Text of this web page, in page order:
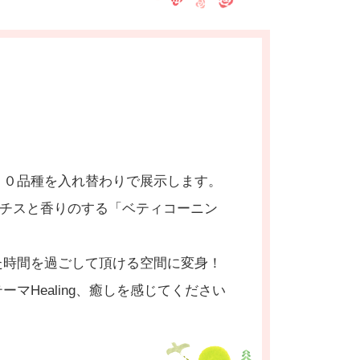
品種を入れ替わりで展示します。
スと香りのする「ベティコーニン
間を過ごして頂ける空間に変身！
マHealing、癒しを感じてください